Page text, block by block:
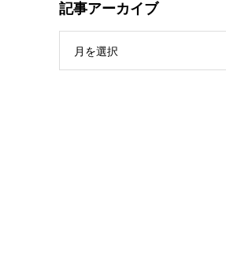
記事アーカイブ
月を選択